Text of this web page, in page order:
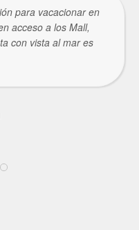
para vacacionar en
acceso a los Mall,
con vista al mar es